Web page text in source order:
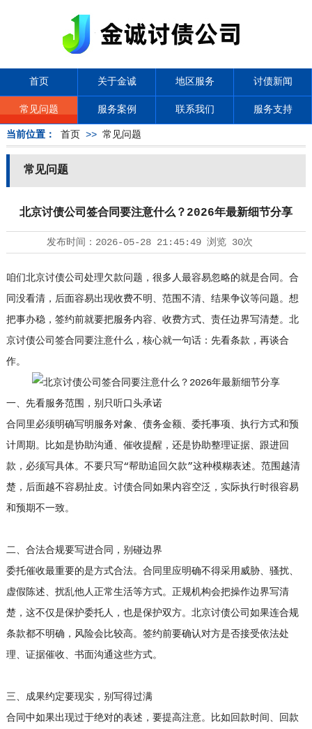
首页 关于金诚 地区服务 讨债新闻
常见问题 服务案例 联系我们 服务支持
当前位置： 首页 >> 常见问题
常见问题
北京讨债公司签合同要注意什么？2026年最新细节分享
发布时间： 2026-05-28 21:45:49浏览 30次
咱们北京讨债公司 处理欠款问题，很多人最容易忽略的就是合同。合
同没看清，后面容易出现收费不明、范围不清、结果争议等问题。想
把事办稳，签约前就要把服务内容、收费方式、责任边界写清楚。北
京讨债公司签合同要注意什么，核心就一句话：先看条款，再谈合
作。
一、先看服务范围，别只听口头承诺
合同里必须明确写明服务对象、债务金额、委托事项、执行方式和预
计周期。比如是协助沟通、催收提醒，还是协助整理证据、跟进回
款，必须写具体。不要只写“帮助追回欠款”这种模糊表述。范围越清
楚，后面越不容易扯皮。讨债合同如果内容空泛，实际执行时很容易
和预期不一致。
二、合法合规要写进合同，别碰边界
委托催收最重要的是方式合法。合同里应明确不得采用威胁、骚扰、
虚假陈述、扰乱他人正常生活等方式。正规机构会把操作边界写清
楚，这不仅是保护委托人，也是保护双方。北京讨债公司如果连合规
条款都不明确，风险会比较高。签约前要确认对方是否接受依法处
理、证据催收、书面沟通这些方式。
三、成果约定要现实，别写得过满
合同中如果出现过于绝对的表述，要提高注意。比如回款时间、回款